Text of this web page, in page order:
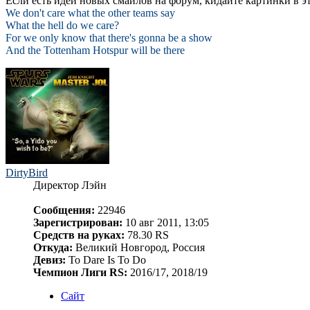
We don't care what the other teams say
What the hell do we care?
For we only know that there's gonna be a show
And the Tottenham Hotspur will be there
DirtyBird
Директор Лэйн
Сообщения: 22946
Зарегистрирован: 10 авг 2011, 13:05
Средств на руках: 78.30 RS
Откуда: Великий Новгород, Россия
Девиз: To Dare Is To Do
Чемпион Лиги RS: 2016/17, 2018/19
Сайт